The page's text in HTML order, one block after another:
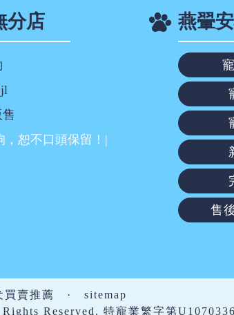
分店
，恕不口頭保留！|
燕翬
售
買賣推薦 · sitemap
Reserved. 特寵業繁字第